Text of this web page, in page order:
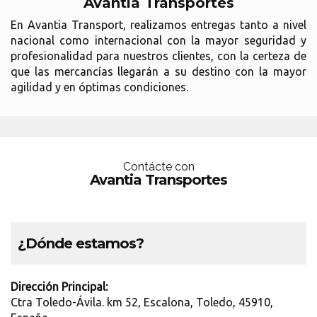
En Avantia Transport, realizamos entregas tanto a nivel
nacional como internacional con la mayor seguridad y
profesionalidad para nuestros clientes, con la certeza de
que las mercancías llegarán a su destino con la mayor
agilidad y en óptimas condiciones.
Contácte con
Avantia Transportes
¿Dónde estamos?
Dirección Principal:
Ctra Toledo-Ávila. km 52, Escalona, Toledo, 45910,